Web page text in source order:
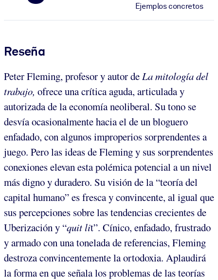
Ejemplos concretos
Reseña
Peter Fleming, profesor y autor de La mitología del
trabajo, ofrece una crítica aguda, articulada y
autorizada de la economía neoliberal. Su tono se
desvía ocasionalmente hacia el de un bloguero
enfadado, con algunos improperios sorprendentes a
juego. Pero las ideas de Fleming y sus sorprendentes
conexiones elevan esta polémica potencial a un nivel
más digno y duradero. Su visión de la “teoría del
capital humano” es fresca y convincente, al igual que
sus percepciones sobre las tendencias crecientes de
Uberización y “quit lit”. Cínico, enfadado, frustrado
y armado con una tonelada de referencias, Fleming
destroza convincentemente la ortodoxia. Aplaudirá
la forma en que señala los problemas de las teorías